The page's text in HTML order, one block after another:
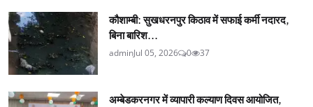
कौशाम्बी: सुखधरनपुर किठाव में सफाई कर्मी नदारद,
बिना बारिश...
adminJul 05, 2026 0 37
अम्बेडकरनगर में व्यापारी कल्याण दिवस आयोजित,